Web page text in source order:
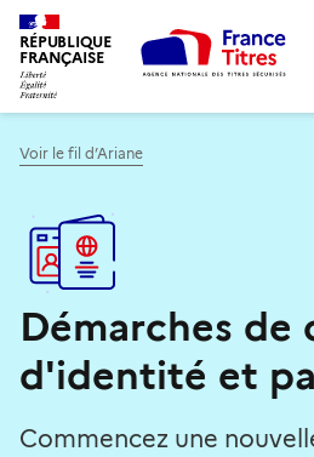
RÉPUBLIQUE
FRANÇAISE
Voir le fil d’Ariane
Démarches de
d'identité et
Commencez une